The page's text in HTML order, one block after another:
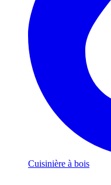
Cuisinière à bois